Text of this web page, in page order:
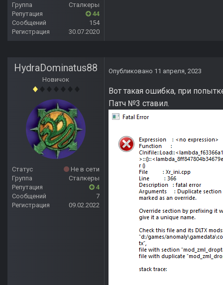
Группа
Сталкеры
Репутация
44
Сообщений
154
Регистрация
30.07.2020
HydraDominatus88
Новичок
Статус
Не в сети
Группа
Сталкеры
Репутация
4
Сообщений
7
Регистрация
09.02.2022
Опубликовано 11 апреля, 2023
Вот такая ошибка, при
Патч №3 ставил.